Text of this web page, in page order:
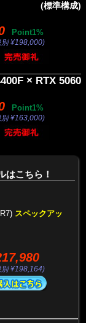
(標準構成)
Point1%
別 ¥198,000)
× RTX 5060
Point1%
別 ¥163,000)
はこちら！
スペックアッ
別 ¥198,164)